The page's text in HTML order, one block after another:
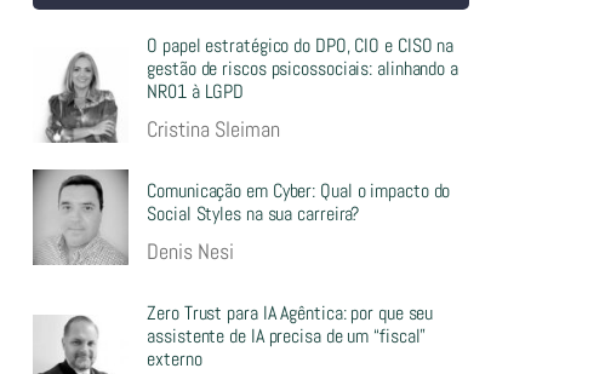
O papel estratégico do DPO, CIO e CISO na
gestão de riscos psicossociais: alinhando a
NR01 à LGPD
Cristina Sleiman
Comunicação em Cyber: Qual o impacto do
Social Styles na sua carreira?
Denis Nesi
Zero Trust para IA Agêntica: por que seu
assistente de IA precisa de um “fiscal”
externo